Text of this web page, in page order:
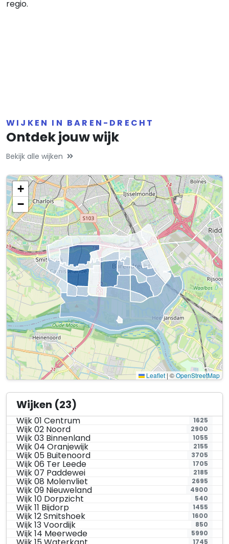
regio.
WIJKEN IN BAREN-DRECHT
Ontdek jouw wijk
Bekijk alle wijken
+
−
Leaflet | ©OpenStreetMap
Wijken (23)
Wijk 01 Centrum 1625
Wijk 02 Noord 2900
Wijk 03 Binnenland 1055
Wijk 04 Oranjewijk 2155
Wijk 05 Buitenoord 3705
Wijk 06 Ter Leede 1705
Wijk 07 Paddewei 2185
Wijk 08 Molenvliet 2695
Wijk 09 Nieuweland 4900
Wijk 10 Dorpzicht 540
Wijk 11 Bijdorp 1455
Wijk 12 Smitshoek 1600
Wijk 13 Voordijk 850
Wijk 14 Meerwede 5990
1745